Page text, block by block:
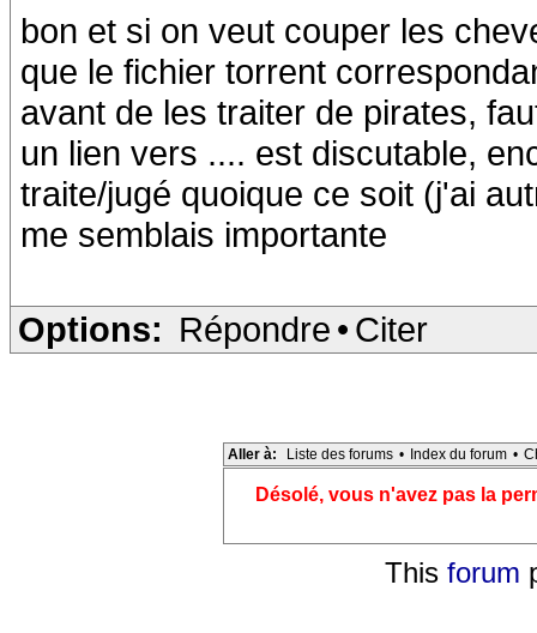
bon et si on veut couper les
que le fichier torrent
avant de les traiter de pirates,
un lien vers .... est discutable,
traite/jugé quoique ce soit (j'ai
me semblais importante
Options: Répondre • Citer
Aller à: Liste des forums • Index du forum •
Désolé, vous n'avez pas la
This forum